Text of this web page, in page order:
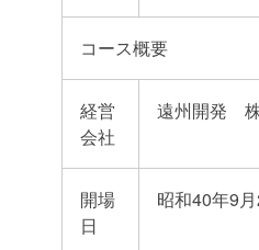
コース概要
経営
会社
遠州開発
開場
日
昭和40年9